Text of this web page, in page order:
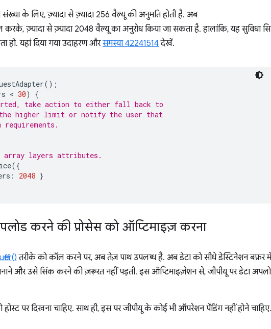
के लिए, ज़्यादा से ज़्यादा 256 वैल्यू की अनुमति होती है. अब
करके, ज़्यादा से ज़्यादा 2048 वैल्यू का अनुरोध किया जा सकता है. हालांकि, यह सुविधा
हो. यहां दिया गया उदाहरण औरसमस्या 42241514देखें.
();
< 30)
{
take action to either fall back to
higher limit or notify the user that
array layers attributes.
({
: 2048 }
करने की प्रोसेस को ऑप्टिमाइज़ करना
तरीके को कॉल करने पर, अब तेज़ पाथ उपलब्ध है. अब डेटा को सीधे डेस्टिनेशन बफ़र में
और उसे सिंक करने की ज़रूरत नहीं पड़ती. इस ऑप्टिमाइज़ेशन से, जीपीयू पर डेटा
पर दिखना चाहिए. साथ ही, इस पर जीपीयू के कोई भी ऑपरेशन पेंडिंग नहीं होने चाहिए.